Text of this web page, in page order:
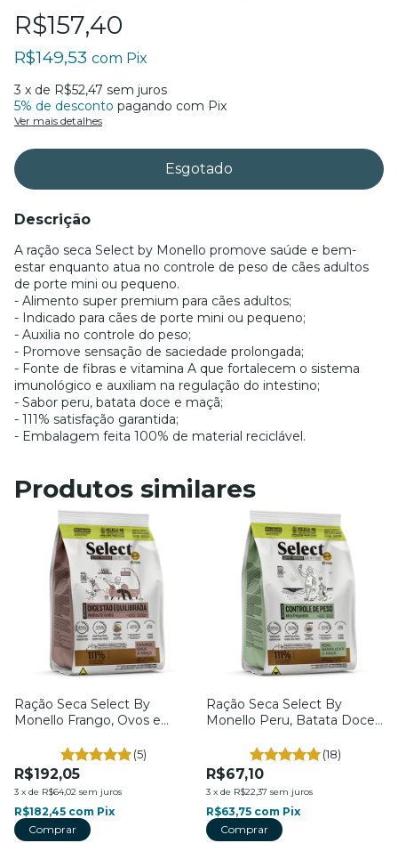
R$157,40
R$149,53 com Pix
3 x de R$52,47 sem juros
5% de desconto pagando com Pix
Ver mais detalhes
Descrição
A ração seca Select by Monello promove saúde e bem-
estar enquanto atua no controle de peso de cães adultos
de porte mini ou pequeno.
- Alimento super premium para cães adultos;
- Indicado para cães de porte mini ou pequeno;
- Auxilia no controle do peso;
- Promove sensação de saciedade prolongada;
- Fonte de fibras e vitamina A que fortalecem o sistema
imunológico e auxiliam na regulação do intestino;
- Sabor peru, batata doce e maçã;
- 111% satisfação garantida;
- Embalagem feita 100% de material reciclável.
Produtos similares
Ração Seca Select By
Monello Frango, Ovos e
Médias e Grandes -
Digestão Equilibrada - 10,1kg
(5)
R$192,05
3 x de R$64,02 sem juros
R$182,45 com Pix
Ração Seca Select By
Monello Peru, Batata Doce
Raças Mini e Pequenas -
Controle de Peso - 2kg
(18)
R$67,10
3 x de R$22,37 sem juros
R$63,75 com Pix